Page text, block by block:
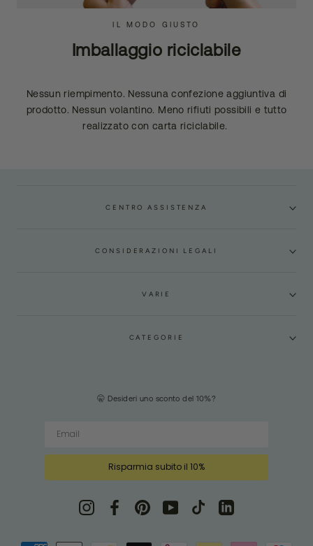
IL MODO GIUSTO
Imballaggio riciclabile
Nessun riempimento. Nessuna confezione aggiuntiva di
prodotto. Nessun volantino. Meno rifiuti possibili e tutto
realizzato con carta riciclabile.
CENTRO ASSISTENZA
CONSIDERAZIONI LEGALI
VARIE
CATEGORIE
🤫 Desideri uno sconto del 10%?
Risparmia subito il 10%